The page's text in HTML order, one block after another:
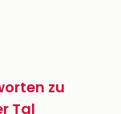
zu
Tal